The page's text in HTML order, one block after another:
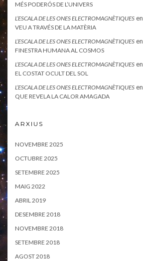
MÉS PODERÓS DE L’UNIVERS
L’ESCALA DE LES ONES ELECTROMAGNÈTIQUES en
VEU A TRAVÉS DE LA MATÈRIA
L’ESCALA DE LES ONES ELECTROMAGNÈTIQUES en
FINESTRA HUMANA AL COSMOS
L’ESCALA DE LES ONES ELECTROMAGNÈTIQUES en
EL COSTAT OCULT DEL SOL
L’ESCALA DE LES ONES ELECTROMAGNÈTIQUES en
QUE REVELA LA CALOR AMAGADA
ARXIUS
NOVEMBRE 2025
OCTUBRE 2025
SETEMBRE 2025
MAIG 2022
ABRIL 2019
DESEMBRE 2018
NOVEMBRE 2018
SETEMBRE 2018
AGOST 2018